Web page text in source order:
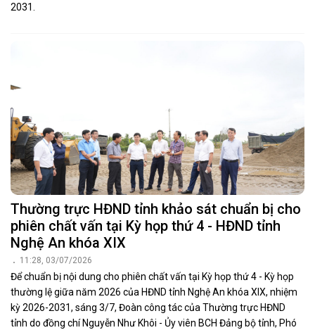
2031.
Thường trực HĐND tỉnh khảo sát chuẩn bị cho
phiên chất vấn tại Kỳ họp thứ 4 - HĐND tỉnh
Nghệ An khóa XIX
11:28, 03/07/2026
Để chuẩn bị nội dung cho phiên chất vấn tại Kỳ họp thứ 4 - Kỳ họp
thường lệ giữa năm 2026 của HĐND tỉnh Nghệ An khóa XIX, nhiệm
kỳ 2026-2031, sáng 3/7, Đoàn công tác của Thường trực HĐND
tỉnh do đồng chí Nguyễn Như Khôi - Ủy viên BCH Đảng bộ tỉnh, Phó